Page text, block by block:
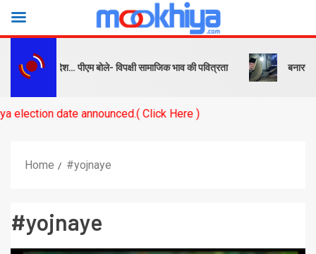
और संदेश… पीएम बोले- विपक्षी सामाजिक भाव की पवित्रता बनारस स्टेशन
date announced.( Click Here )
Home #yojnaye
#yojnaye